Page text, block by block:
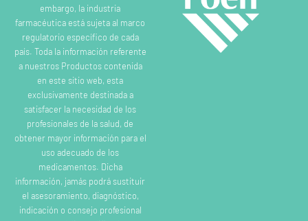
embargo, la industria
farmacéutica está sujeta al marco
regulatorio específico de cada
país. Toda la información referente
a nuestros Productos contenida
en este sitio web, esta
exclusivamente destinada a
satisfacer la necesidad de los
profesionales de la salud, de
obtener mayor información para el
uso adecuado de los
medicamentos. Dicha
información, jamás podrá sustituir
el asesoramiento, diagnóstico,
indicación o consejo profesional